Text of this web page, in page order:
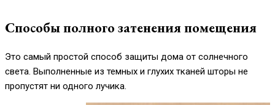
Способы полного затенения помещения
Это самый простой способ защиты дома от солнечного
света. Выполненные из темных и глухих тканей шторы не
пропустят ни одного лучика.